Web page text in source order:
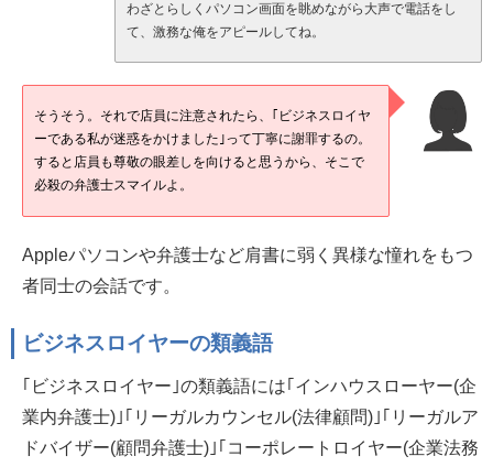
わざとらしくパソコン画面を眺めながら大声で電話をし
て、激務な俺をアピールしてね。
そうそう。それで店員に注意されたら、｢ビジネスロイヤ
ーである私が迷惑をかけました｣って丁寧に謝罪するの。
すると店員も尊敬の眼差しを向けると思うから、そこで
必殺の弁護士スマイルよ。
Appleパソコンや弁護士など肩書に弱く異様な憧れをもつ
者同士の会話です。
ビジネスロイヤーの類義語
｢ビジネスロイヤー｣の類義語には｢インハウスローヤー(企
業内弁護士)｣｢リーガルカウンセル(法律顧問)｣｢リーガルア
ドバイザー(顧問弁護士)｣｢コーポレートロイヤー(企業法務